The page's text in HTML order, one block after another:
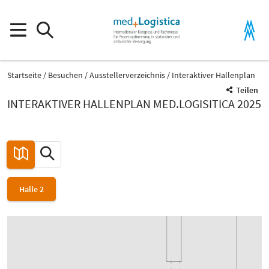
Startseite Besuchen Ausstellerverzeichnis
Interaktiver Hallenplan
Teilen
INTERAKTIVER HALLENPLAN MED.LOGISITICA 2025
Halle 2